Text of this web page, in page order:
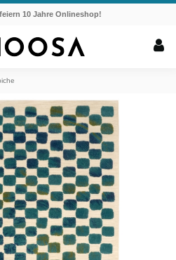
10 Jahre Onlineshop!